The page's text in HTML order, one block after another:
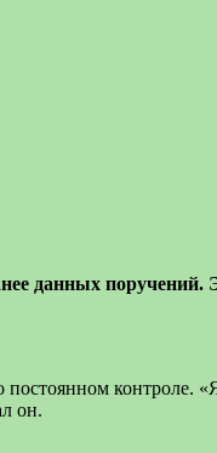
данных поручений.
постоянном контроле.
он.